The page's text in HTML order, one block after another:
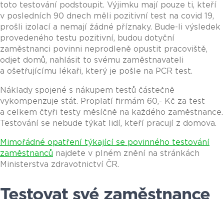
toto testování podstoupit. Výjimku mají pouze ti, kteří
v posledních 90 dnech měli pozitivní test na covid 19,
prošli izolací a nemají žádné příznaky. Bude-li výsledek
provedeného testu pozitivní, budou dotyční
zaměstnanci povinni neprodleně opustit pracoviště,
odjet domů, nahlásit to svému zaměstnavateli
a ošetřujícímu lékaři, který je pošle na PCR test.
Náklady spojené s nákupem testů částečně
vykompenzuje stát. Proplatí firmám 60,- Kč za test
a celkem čtyři testy měsíčně na každého zaměstnance.
Testování se nebude týkat lidí, kteří pracují z domova.
Mimořádné opatření týkající se povinného testování
zaměstnanců najdete v plném znění na stránkách
Ministerstva zdravotnictví ČR.
Testovat své zaměstnance